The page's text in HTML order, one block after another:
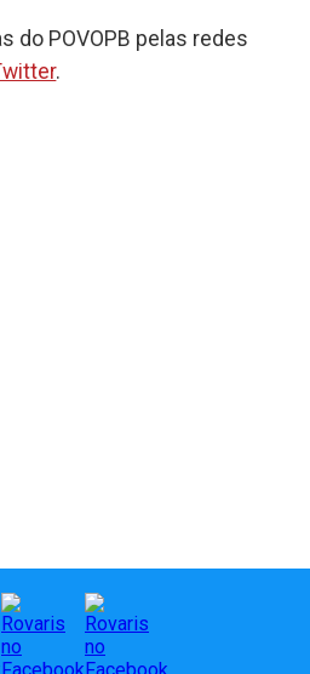
encaminhado à
do POVOPB pelas redes
.